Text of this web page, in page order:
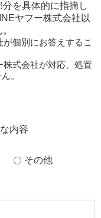
を具体的に指摘し
ヤフー株式会社以
個別にお答えするこ
式会社が対応、処置
。
内容
その他